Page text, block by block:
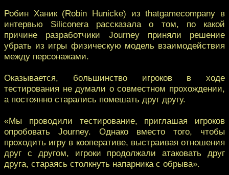
Робин Ханик (Robin Hunicke) из thatgamecompany в
интервью Siliconera рассказала о том, по какой
причине разработчики Journey приняли решение
убрать из игры физическую модель взаимодействия
между персонажами.
Оказывается, большинство игроков в ходе
тестирования не думали о совместном прохождении,
а постоянно старались помешать друг другу.
«Мы проводили тестирование, приглашая игроков
опробовать Journey. Однако вместо того, чтобы
проходить игру в кооперативе, выстраивая отношения
друг с другом, игроки продолжали атаковать друг
друга, стараясь столкнуть напарника с обрыва».